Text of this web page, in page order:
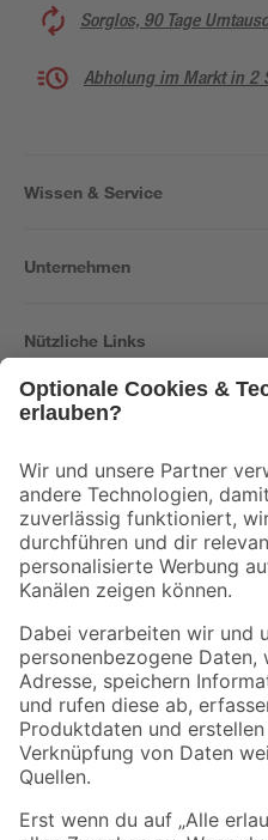
Sorglos, 90 Tage
Abholung im Markt in 2
Wissen & Service
Unternehmen
Nützliche Links
Der toom Newsletter: Keine Angebote
Zur Newsletter Anmeldung
Folge uns
Zahlungsarten
Sicher einkaufen